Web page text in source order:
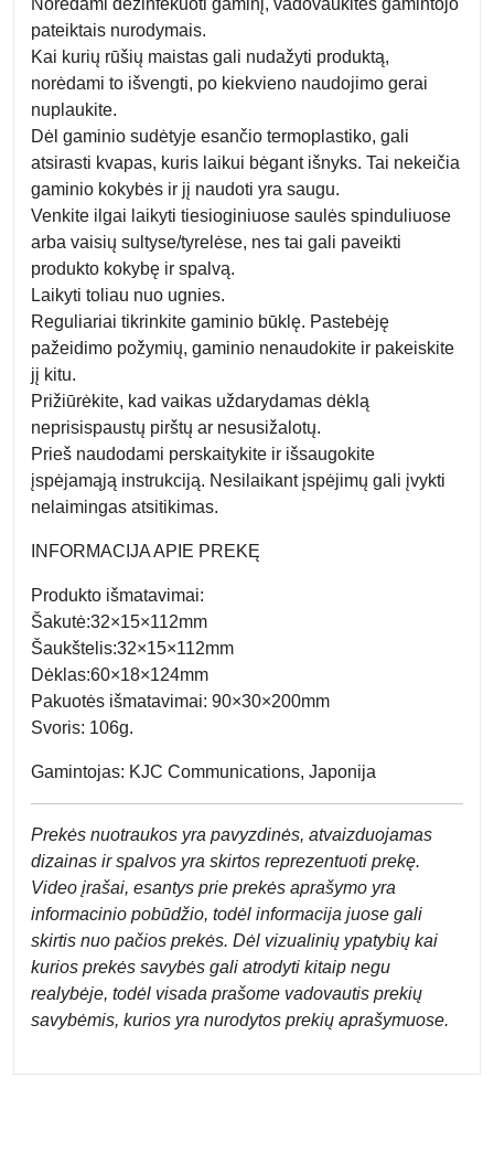
Norėdami dezinfekuoti gaminį, vadovaukitės gamintojo
pateiktais nurodymais.
Kai kurių rūšių maistas gali nudažyti produktą,
norėdami to išvengti, po kiekvieno naudojimo gerai
nuplaukite.
Dėl gaminio sudėtyje esančio termoplastiko, gali
atsirasti kvapas, kuris laikui bėgant išnyks. Tai nekeičia
gaminio kokybės ir jį naudoti yra saugu.
Venkite ilgai laikyti tiesioginiuose saulės spinduliuose
arba vaisių sultyse/tyrelėse, nes tai gali paveikti
produkto kokybę ir spalvą.
Laikyti toliau nuo ugnies.
Reguliariai tikrinkite gaminio būklę. Pastebėję
pažeidimo požymių, gaminio nenaudokite ir pakeiskite
jį kitu.
Prižiūrėkite, kad vaikas uždarydamas dėklą
neprisispaustų pirštų ar nesusižalotų.
Prieš naudodami perskaitykite ir išsaugokite
įspėjamąją instrukciją. Nesilaikant įspėjimų gali įvykti
nelaimingas atsitikimas.
INFORMACIJA APIE PREKĘ
Produkto išmatavimai:
Šakutė:32×15×112mm
Šaukštelis:32×15×112mm
Dėklas:60×18×124mm
Pakuotės išmatavimai: 90×30×200mm
Svoris: 106g.
Gamintojas: KJC Communications, Japonija
Prekės nuotraukos yra pavyzdinės, atvaizduojamas
dizainas ir spalvos yra skirtos reprezentuoti prekę.
Video įrašai, esantys prie prekės aprašymo yra
informacinio pobūdžio, todėl informacija juose gali
skirtis nuo pačios prekės. Dėl vizualinių ypatybių kai
kurios prekės savybės gali atrodyti kitaip negu
realybėje, todėl visada prašome vadovautis prekių
savybėmis, kurios yra nurodytos prekių aprašymuose.